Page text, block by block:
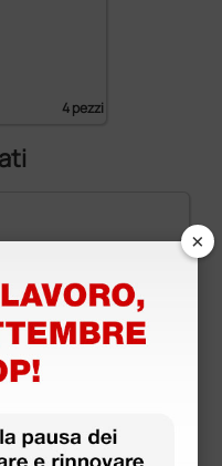
4 pezzi
×